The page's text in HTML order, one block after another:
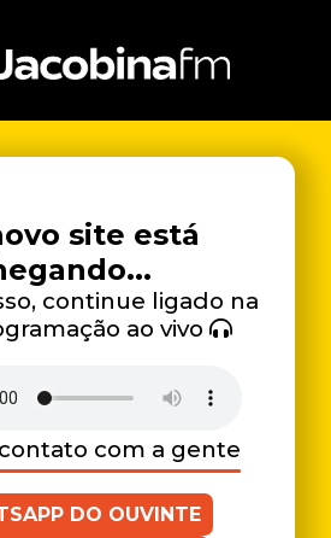
site está
continue ligado na
ao vivo
com a gente
DO OUVINTE